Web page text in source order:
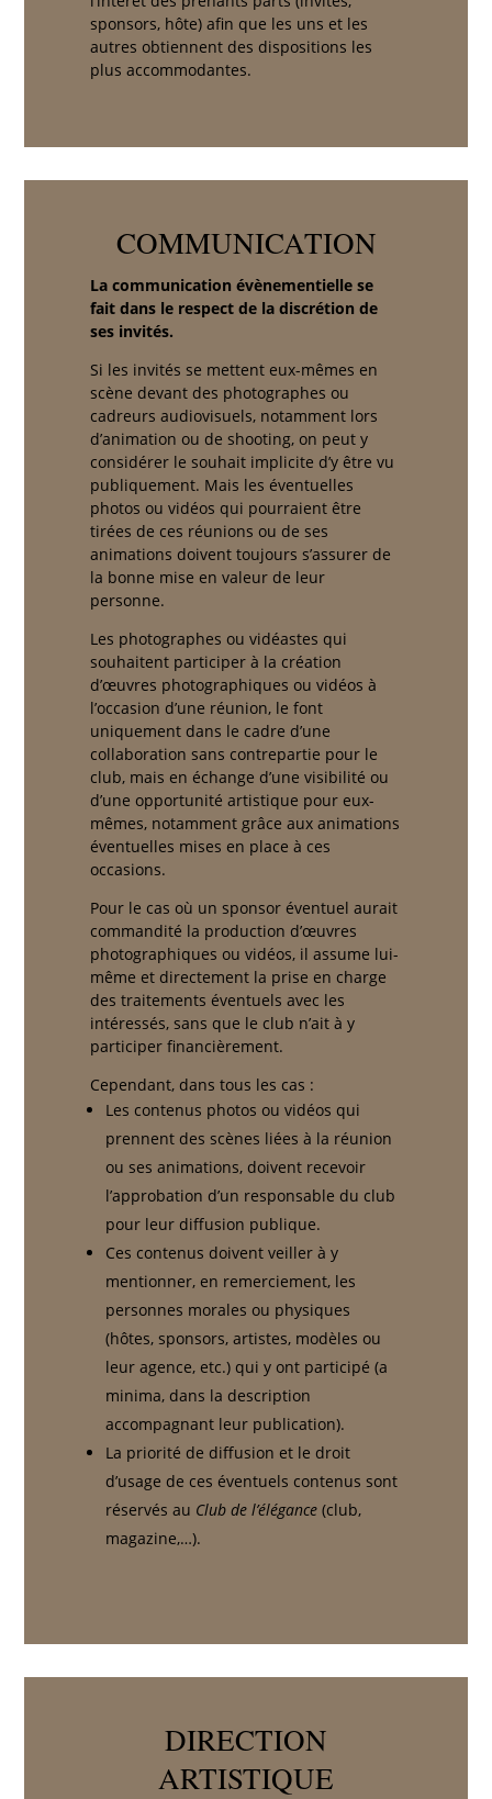
sponsors, hôte) afin que les uns et les
autres obtiennent des dispositions les
plus accommodantes.
COMMUNICATION
La communication évènementielle se
fait dans le respect de la discrétion de
ses invités.
Si les invités se mettent eux-mêmes en
scène devant des photographes ou
cadreurs audiovisuels, notamment lors
d’animation ou de shooting, on peut y
considérer le souhait implicite d’y être vu
publiquement. Mais les éventuelles
photos ou vidéos qui pourraient être
tirées de ces réunions ou de ses
animations doivent toujours s’assurer de
la bonne mise en valeur de leur
personne.
Les photographes ou vidéastes qui
souhaitent participer à la création
d’œuvres photographiques ou vidéos à
l’occasion d’une réunion, le font
uniquement dans le cadre d’une
collaboration sans contrepartie pour le
club, mais en échange d’une visibilité ou
d’une opportunité artistique pour eux-
mêmes, notamment grâce aux animations
éventuelles mises en place à ces
occasions.
Pour le cas où un sponsor éventuel aurait
commandité la production d’œuvres
photographiques ou vidéos, il assume lui-
même et directement la prise en charge
des traitements éventuels avec les
intéressés, sans que le club n’ait à y
participer financièrement.
Cependant, dans tous les cas :
Les contenus photos ou vidéos qui
prennent des scènes liées à la réunion
ou ses animations, doivent recevoir
l’approbation d’un responsable du club
pour leur diffusion publique.
Ces contenus doivent veiller à y
mentionner, en remerciement, les
personnes morales ou physiques
(hôtes, sponsors, artistes, modèles ou
leur agence, etc.) qui y ont participé (a
minima, dans la description
accompagnant leur publication).
La priorité de diffusion et le droit
d’usage de ces éventuels contenus sont
réservés au Club de l’élégance (club,
magazine,…).
DIRECTION
ARTISTIQUE